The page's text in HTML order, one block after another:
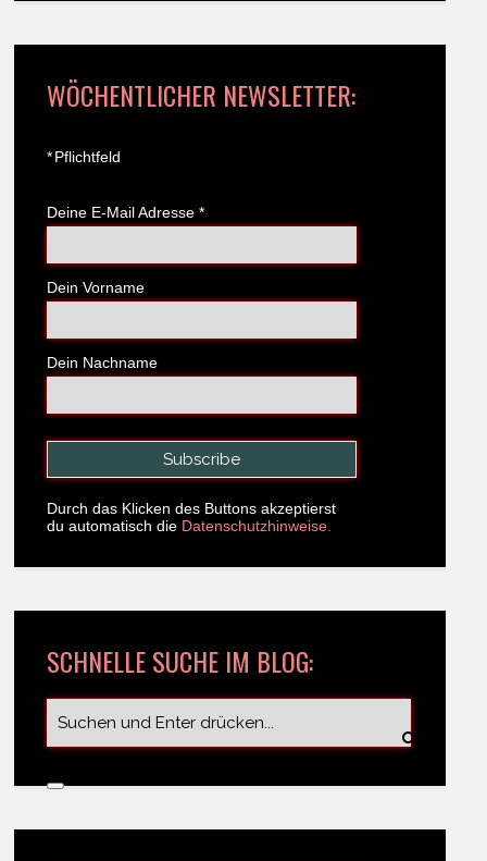
WÖCHENTLICHER NEWSLETTER:
*Pflichtfeld
Deine E-Mail Adresse *
Dein Vorname
Dein Nachname
Durch das Klicken des Buttons akzeptierst
du automatisch die Datenschutzhinweise.
SCHNELLE SUCHE IM BLOG: